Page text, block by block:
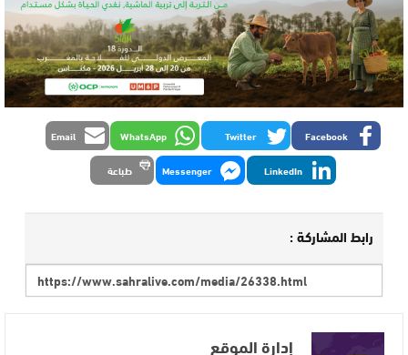
Facebook
Twitter
WhatsApp
Email
LinkedIn
Messenger طباعة
رابط المشاركة :
إدارة الموقع